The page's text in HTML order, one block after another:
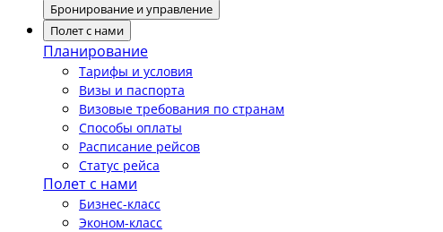
Бронирование и управление
Полет с нами
Планирование
Тарифы и условия
Визы и паспорта
Визовые требования по странам
Способы оплаты
Расписание рейсов
Статус рейса
Полет с нами
Бизнес-класс
Эконом-класс